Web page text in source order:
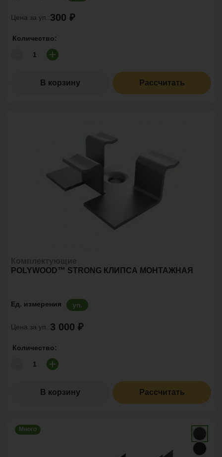
Цена за уп.:300 ₽
Количество:
В корзину Рассчитать
POLYWOOD™ STRONG КЛИПСА МОНТАЖНАЯ
Ед. измерения уп.
Цена за уп.:3 000 ₽
Количество:
В корзину Рассчитать
Много